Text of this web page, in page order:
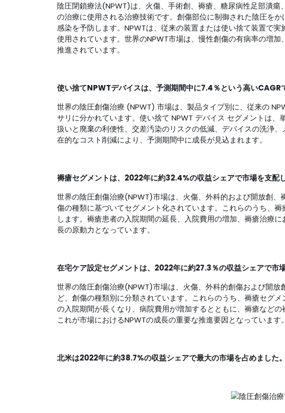
陰圧閉鎖療法(NPWT)は、火傷、手術創、褥瘡、糖尿病性足部潰
の治療に使用される治療技術です。創傷部位に制御された陰圧を
感染を予防します。NPWTは、従来の装置または使い捨て装置で
使用されています。世界のNPWT市場は、慢性創傷の有病率の増
推進されています。
使い捨てNPWTデバイスは、予測期間中に7.4％という高いCAGR
世界の陰圧創傷治療 (NPWT) 市場は、製品タイプ別に、従来の
サリに分かれています。使い捨て NPWT デバイス セグメントは
扱いと廃棄の利便性、交差汚染のリスクの低減、デバイスの洗浄
在的なコスト削減により、予測期間中に成長が見込まれます。
褥瘡セグメントは、2022年に約32.4%の収益シェアで市場を支配し
世界の陰圧創傷治療(NPWT)市場は、火傷、外科的および開放創
傷の種類に基づいてセグメント化されています。これらのうち、
します。褥瘡患者の入院期間の延長、入院費用の増加、褥瘡治療
長の原動力となっています。
在宅ケア設定セグメントは、2022年に約27.3％の収益シェアで市
世界の陰圧創傷治療(NPWT)市場は、火傷、外科的創傷および開
ど、創傷の種類別に分類されています。これらのうち、褥瘡セグ
の入院期間が長くなり、病院費用が増加するとともに、褥瘡など
これが市場におけるNPWTの成長の重要な推進要因となっています。
北米は2022年に約38.7%の収益シェアで最大の市場を占めました。